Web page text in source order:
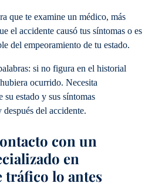
que te examine un médico, más
el accidente causó tus síntomas o es
del empeoramiento de tu estado.
si no figura en el historial
ocurrido. Necesita
su estado y sus síntomas
del accidente.
con un
en
tráfico lo antes